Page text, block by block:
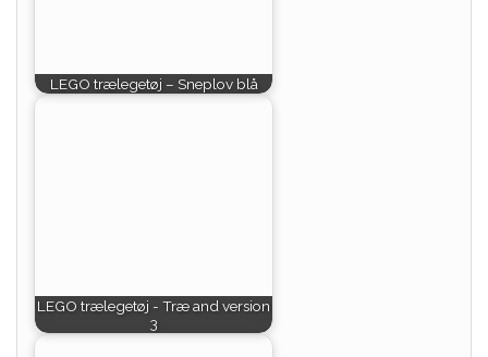
LEGO trælegetøj – Sneplov blå
LEGO trælegetøj - Træ and version
3